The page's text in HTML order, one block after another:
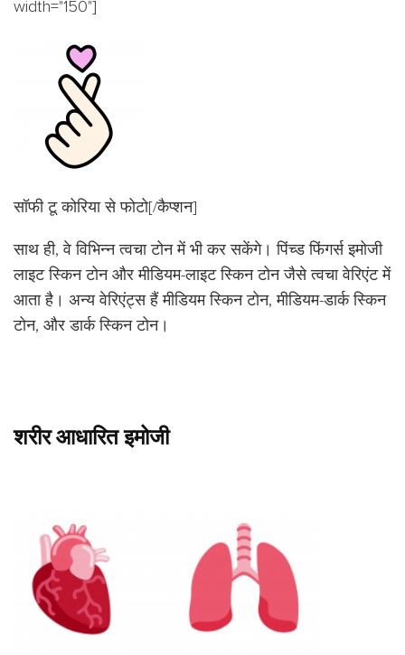
width="150"]
सॉफी टू कोरिया से फोटो[/कैप्शन]
साथ ही, वे विभिन्न त्वचा टोन में भी कर सकेंगे। पिंच्ड फिंगर्स इमोजी
लाइट स्किन टोन और मीडियम-लाइट स्किन टोन जैसे त्वचा वेरिएंट में
आता है। अन्य वेरिएंट्स हैं मीडियम स्किन टोन, मीडियम-डार्क स्किन
टोन, और डार्क स्किन टोन।
शरीर आधारित इमोजी